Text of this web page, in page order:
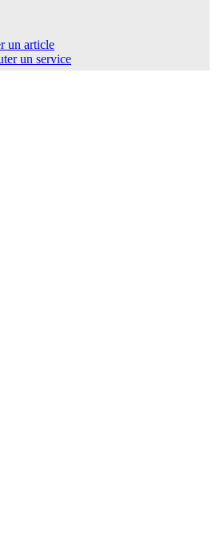
un article
un service